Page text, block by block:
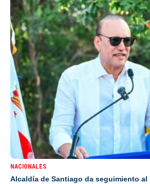
NACIONALES
Alcaldía de Santiago da seguimiento